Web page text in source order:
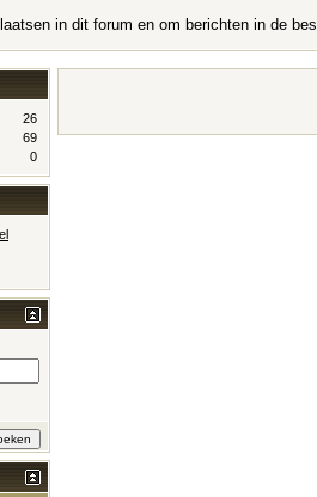
in dit forum en om berichten in de
26
69
0